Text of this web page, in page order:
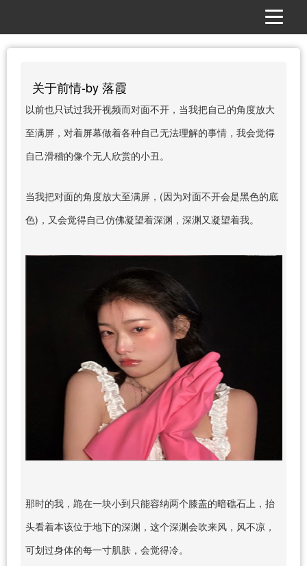
关于前情-by 落霞
以前也只试过我开视频而对面不开，当我把自己的角度放大
至满屏，对着屏幕做着各种自己无法理解的事情，我会觉得
自己滑稽的像个无人欣赏的小丑。
当我把对面的角度放大至满屏，(因为对面不开会是黑色的底
色)，又会觉得自己仿佛凝望着深渊，深渊又凝望着我。
那时的我，跪在一块小到只能容纳两个膝盖的暗礁石上，抬
头看着本该位于地下的深渊，这个深渊会吹来风，风不凉，
可划过身体的每一寸肌肤，会觉得冷。